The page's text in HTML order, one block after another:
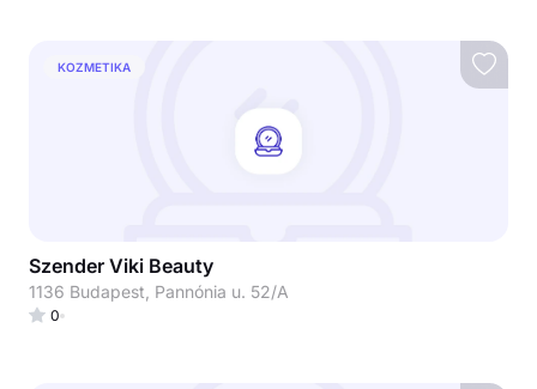
KOZMETIKA
Szender Viki Beauty
1136 Budapest, Pannónia u. 52/A
0